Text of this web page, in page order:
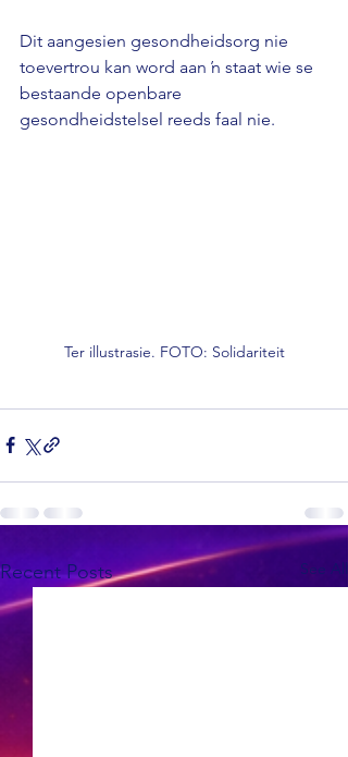
Dit aangesien gesondheidsorg nie
toevertrou kan word aan ŉ staat wie se
bestaande openbare
gesondheidstelsel reeds faal nie.
Ter illustrasie. FOTO: Solidariteit
Recent Posts See All